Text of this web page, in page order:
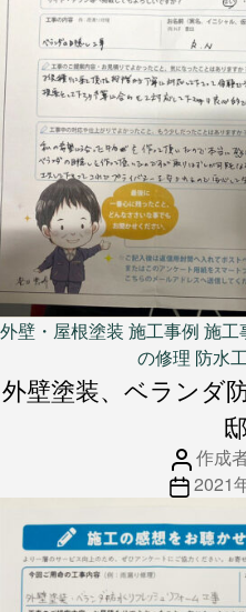
外壁・屋根塗装 施工事例 施工
の修理 防水
外壁塗装、ベランダ
投
稿
作成
投
日
2021